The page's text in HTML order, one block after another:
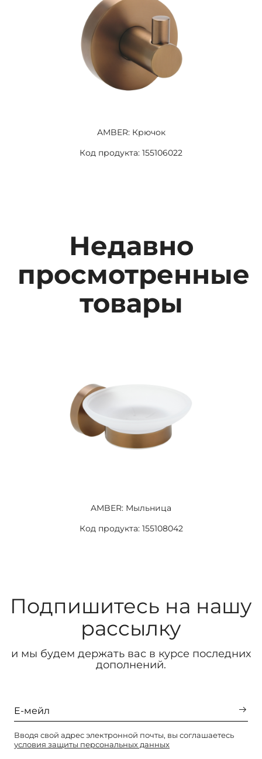
AMBER: Крючок
Код продукта: 155106022
Недавно
просмотренные
товары
AMBER: Мыльница
Код продукта: 155108042
Подпишитесь на нашу
рассылку
и мы будем держать вас в курсе последних
дополнений.
Вводя свой адрес электронной почты, вы соглашаетесь
условия защиты персональных данных